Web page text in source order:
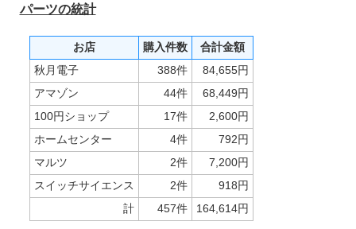
パーツの統計
お店 購入件数
合計金額
秋月電子
388件
84,655円
アマゾン
44件
68,449円
100円ショップ
17件
2,600円
ホームセンター
4件
792円
マルツ
2件
7,200円
スイッチサイエンス
2件
918円
計
457件 164,614円